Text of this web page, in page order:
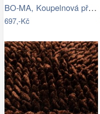
BO-MA, Koupelnová předložka Ella micro…
697,-Kč